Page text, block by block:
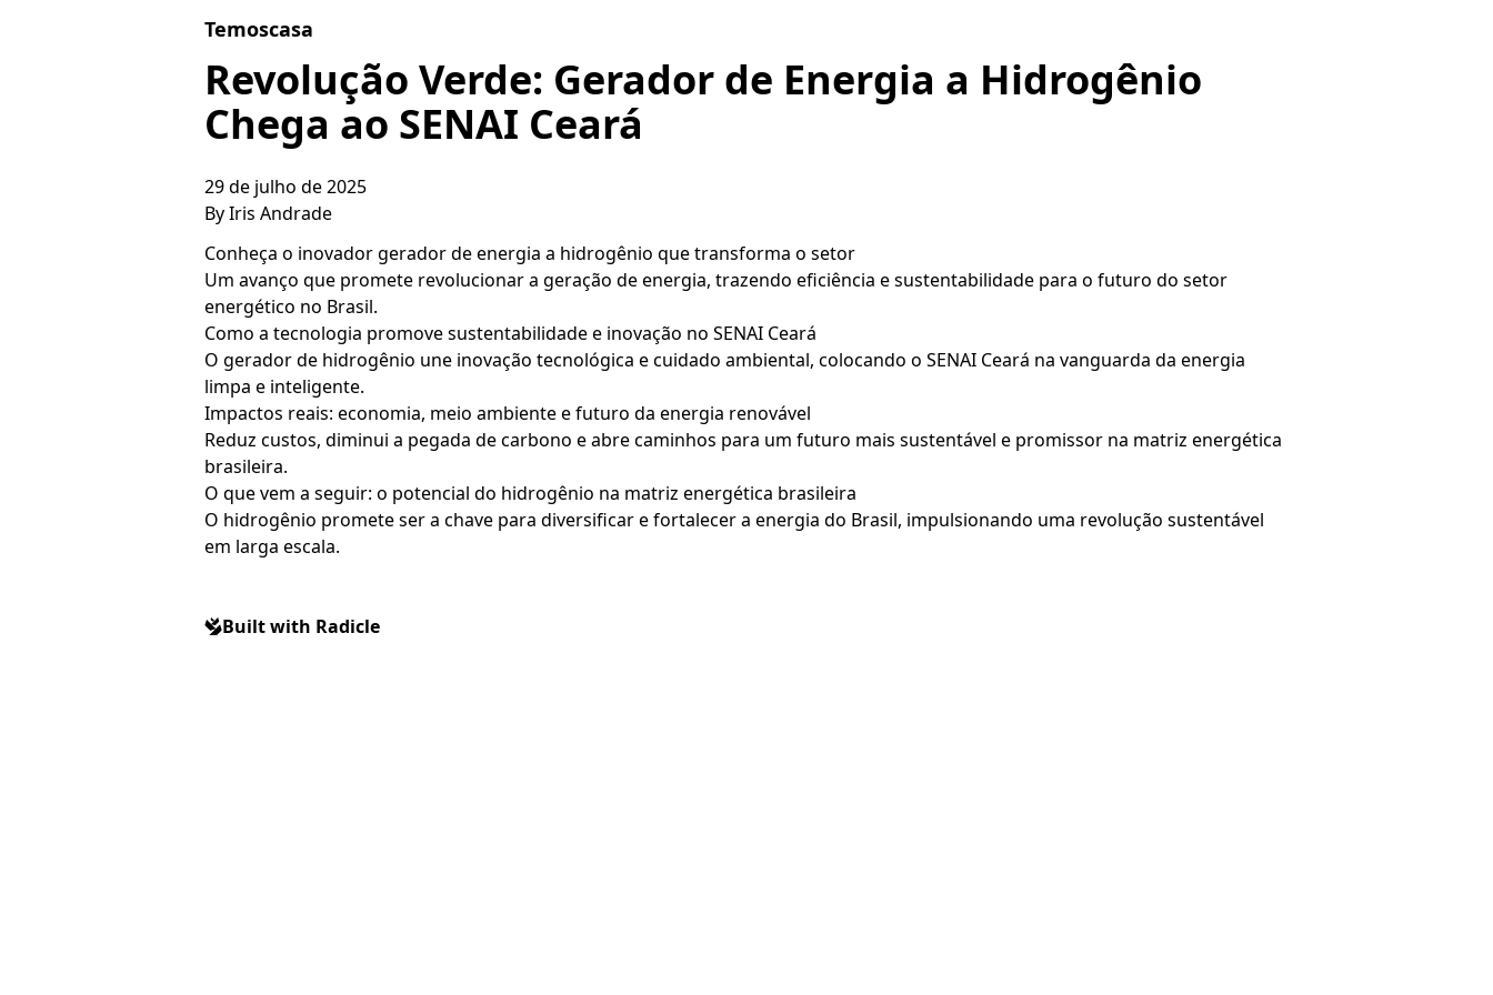
Temoscasa
Revolução Verde: Gerador de Energia a Hidrogênio
Chega ao SENAI Ceará
29 de julho de 2025
ByIris Andrade
Conheça o inovador gerador de energia a hidrogênio que transforma o setor
Um avanço que promete revolucionar a geração de energia, trazendo eficiência e sustentabilidade para o futuro do setor
energético no Brasil.
Como a tecnologia promove sustentabilidade e inovação no SENAI Ceará
O gerador de hidrogênio une inovação tecnológica e cuidado ambiental, colocando o SENAI Ceará na vanguarda da energia
limpa e inteligente.
Impactos reais: economia, meio ambiente e futuro da energia renovável
Reduz custos, diminui a pegada de carbono e abre caminhos para um futuro mais sustentável e promissor na matriz energética
brasileira.
O que vem a seguir: o potencial do hidrogênio na matriz energética brasileira
O hidrogênio promete ser a chave para diversificar e fortalecer a energia do Brasil, impulsionando uma revolução sustentável
em larga escala.
Built with Radicle